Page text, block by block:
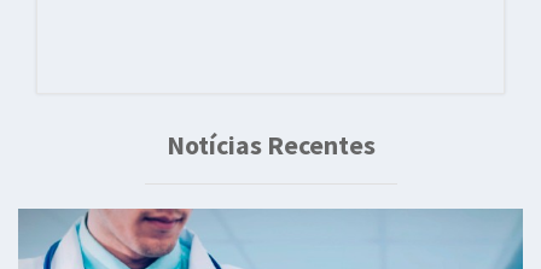
Notícias Recentes